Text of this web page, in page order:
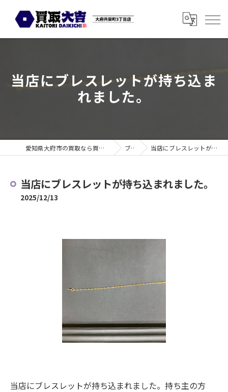
当店にブレスレットが持ち込ま
れました。
愛知県大府市の買取なら買取大吉 大府共栄町3丁目店 ブログ 当店にブレスレットが持ち込まれました。
当店にブレスレットが持ち込まれました。
2025/12/13
当店にブレスレットが持ち込まれました。持ち主の方